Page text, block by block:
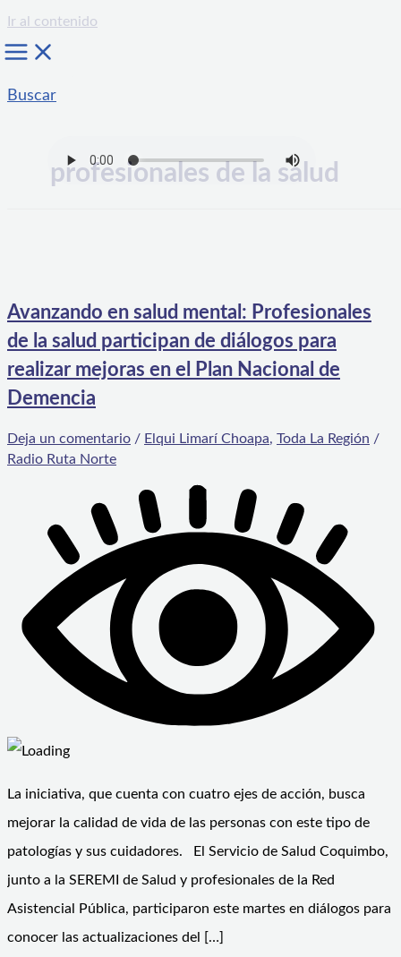
Ir al contenido
Buscar
profesionales de la salud
Avanzando en salud mental: Profesionales
de la salud participan de diálogos para
realizar mejoras en el Plan Nacional de
Demencia
Deja un comentario / Elqui Limarí Choapa, Toda La Región /
Radio Ruta Norte
La iniciativa, que cuenta con cuatro ejes de acción, busca
mejorar la calidad de vida de las personas con este tipo de
patologías y sus cuidadores. El Servicio de Salud Coquimbo,
junto a la SEREMI de Salud y profesionales de la Red
Asistencial Pública, participaron este martes en diálogos para
conocer las actualizaciones del […]